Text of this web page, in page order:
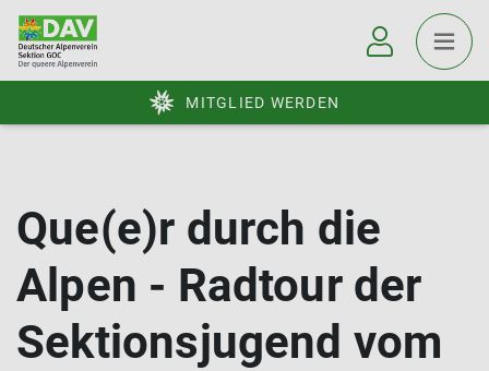
MITGLIED WERDEN
Que(e)r durch die
Alpen - Radtour der
Sektionsjugend vom